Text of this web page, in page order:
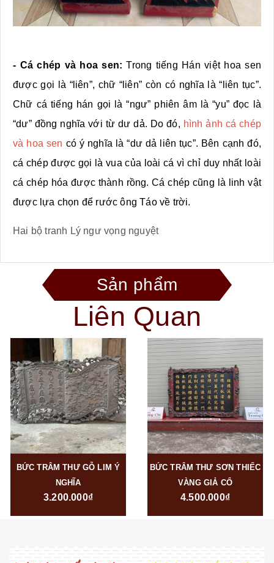
- Cá chép và hoa sen: Trong tiếng Hán việt hoa sen
được gọi là “liên”, chữ “liên” còn có nghĩa là “liên tục”.
Chữ cá tiếng hán gọi là “ngư” phiên âm là “yu” đọc là
“dư” đồng nghĩa với từ dư dả. Do đó, hình ảnh cá chép
và hoa sen có ý nghĩa là “dư dả liên tục”. Bên cạnh đó,
cá chép được gọi là vua của loài cá vì chỉ duy nhất loài
cá chép hóa được thành rồng. Cá chép cũng là linh vật
được lựa chọn để rước ông Táo về trời.
Hai bộ tranh Lý ngư vọng nguyệt
Sản phẩm
Liên Quan
BỨC TRÂM THƯ GỖ LIM Ý
NGHĨA
3.200.000₫
BỨC TRÂM THƯ SƠN THIẾC
VÀNG GIẢ CỔ
4.500.000₫